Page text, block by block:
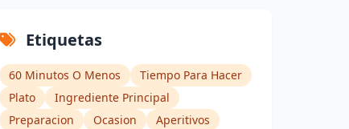
Etiquetas
60 Minutos O Menos
Tiempo Para Hacer
Plato
Ingrediente Principal
Preparacion
Ocasion
Aperitivos